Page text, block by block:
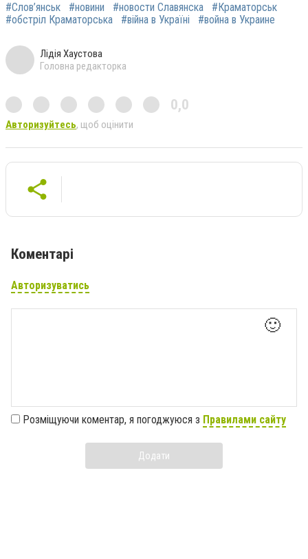
#Слов’янськ #новини #новости Славянска
#Краматорськ
#обстріл Краматорська
#війна в Україні #война в Украине
Лідія Хаустова
Головна редакторка
0,0
Авторизуйтесь, щоб оцінити
Коментарі
Авторизуватись
🙂
Розміщуючи коментар, я погоджуюся з Правилами сайту
Додати